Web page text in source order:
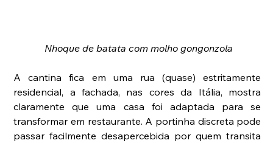
Nhoque de batata com molho gongonzola
A cantina fica em uma rua (quase) estritamente
residencial, a fachada, nas cores da Itália, mostra
claramente que uma casa foi adaptada para se
transformar em restaurante. A portinha discreta pode
passar facilmente desapercebida por quem transita